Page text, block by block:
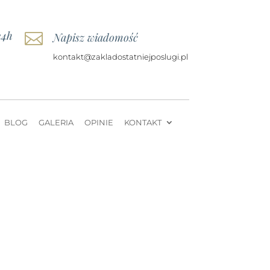
 Napisz wiadomość
kontakt@zakladostatniejposlugi.pl
BLOG GALERIA OPINIE KONTAKT